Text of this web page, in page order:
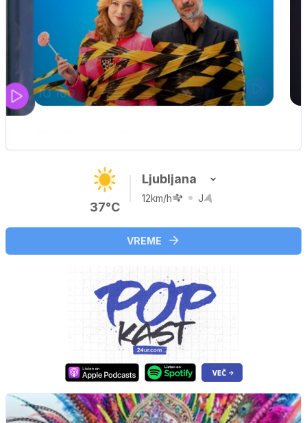
DOSJE JARAK
37°C
Ljubljana
12km/h J
VREME